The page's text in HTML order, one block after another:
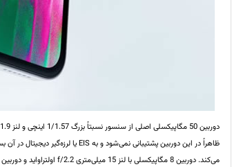
دوربین 50 مگاپیکسلی اصلی از سنسور نسبتاً بزرگ 1/1.57 اینچی و لنز f/1.9 برخوردار است که تا این‌جا تفاوتی با